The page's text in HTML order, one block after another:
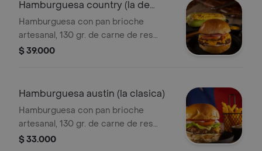
Hamburguesa country (la de
maíz)
Hamburguesa con pan brioche
artesanal, 130 gr. de carne de res
madurada y seleccionada cogollo,
ketchup, mayo y mostaza.
$ 39.000
Hamburguesa austin (la clasica)
Hamburguesa con pan brioche
artesanal, 130 gr. de carne de res
madurada y seleccionada cogollo,
$ 33.000